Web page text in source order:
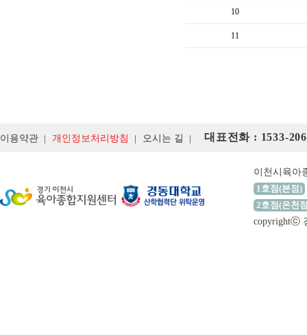
10
11
이용약관 개인정보처리방침 오시는 길 대표전화 : 1533-
이천시육아
1호점(본점)
2호점(온천
copyrightⓒ